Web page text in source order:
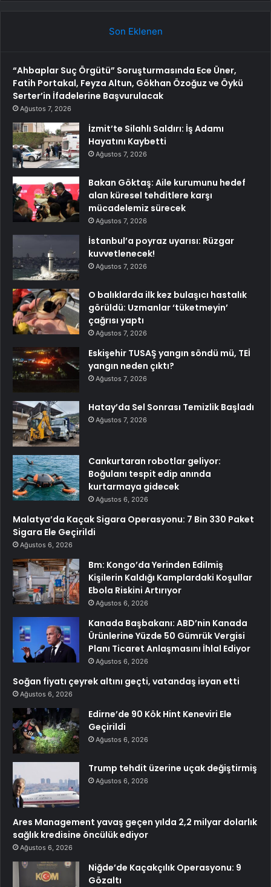
Son Eklenen
“Ahbaplar Suç Örgütü” Soruşturmasında Ece Üner,
Fatih Portakal, Feyza Altun, Gökhan Özoğuz ve Öykü
Serter’in İfadelerine Başvurulacak
Ağustos 7, 2026
İzmit’te Silahlı Saldırı: İş Adamı
Hayatını Kaybetti
Ağustos 7, 2026
Bakan Göktaş: Aile kurumunu hedef
alan küresel tehditlere karşı
mücadelemiz sürecek
Ağustos 7, 2026
İstanbul’a poyraz uyarısı: Rüzgar
kuvvetlenecek!
Ağustos 7, 2026
O balıklarda ilk kez bulaşıcı hastalık
görüldü: Uzmanlar ‘tüketmeyin’
çağrısı yaptı
Ağustos 7, 2026
Eskişehir TUSAŞ yangın söndü mü, TEİ
yangın neden çıktı?
Ağustos 7, 2026
Hatay’da Sel Sonrası Temizlik Başladı
Ağustos 7, 2026
Cankurtaran robotlar geliyor:
Boğulanı tespit edip anında
kurtarmaya gidecek
Ağustos 6, 2026
Malatya’da Kaçak Sigara Operasyonu: 7 Bin 330 Paket
Sigara Ele Geçirildi
Ağustos 6, 2026
Bm: Kongo’da Yerinden Edilmiş
Kişilerin Kaldığı Kamplardaki Koşullar
Ebola Riskini Artırıyor
Ağustos 6, 2026
Kanada Başbakanı: ABD’nin Kanada
Ürünlerine Yüzde 50 Gümrük Vergisi
Planı Ticaret Anlaşmasını İhlal Ediyor
Ağustos 6, 2026
Soğan fiyatı çeyrek altını geçti, vatandaş isyan etti
Ağustos 6, 2026
Edirne’de 90 Kök Hint Keneviri Ele
Geçirildi
Ağustos 6, 2026
Trump tehdit üzerine uçak değiştirmiş
Ağustos 6, 2026
Ares Management yavaş geçen yılda 2,2 milyar dolarlık
sağlık kredisine öncülük ediyor
Ağustos 6, 2026
Niğde’de Kaçakçılık Operasyonu: 9
Gözaltı